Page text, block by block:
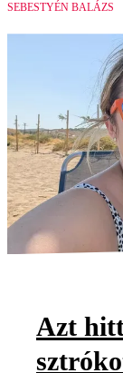
SEBESTYÉN BALÁZS
Azt